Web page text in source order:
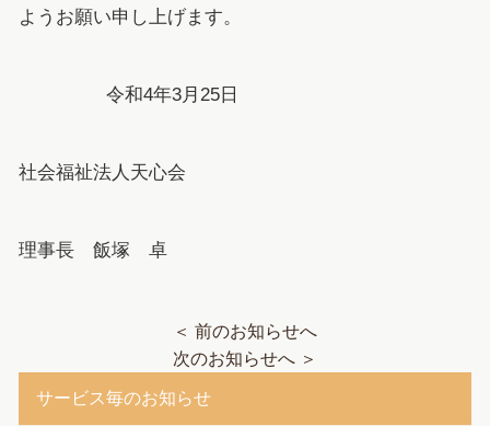
ようお願い申し上げます。
令和4年3月25日
社会福祉法人天心会
理事長 飯塚 卓
＜ 前のお知らせへ
次のお知らせへ ＞
サービス毎のお知らせ